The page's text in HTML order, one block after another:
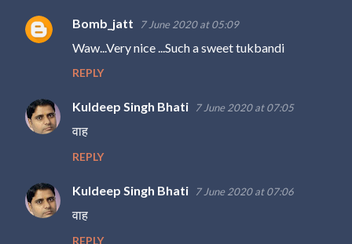
e
Bomb_jatt 7 June 2020 at 05:09
Waw...Very nice ...Such a sweet tukbandi
REPLY
Kuldeep Singh Bhati 7 June 2020 at 07:05
वाह
REPLY
Kuldeep Singh Bhati 7 June 2020 at 07:06
वाह
REPLY